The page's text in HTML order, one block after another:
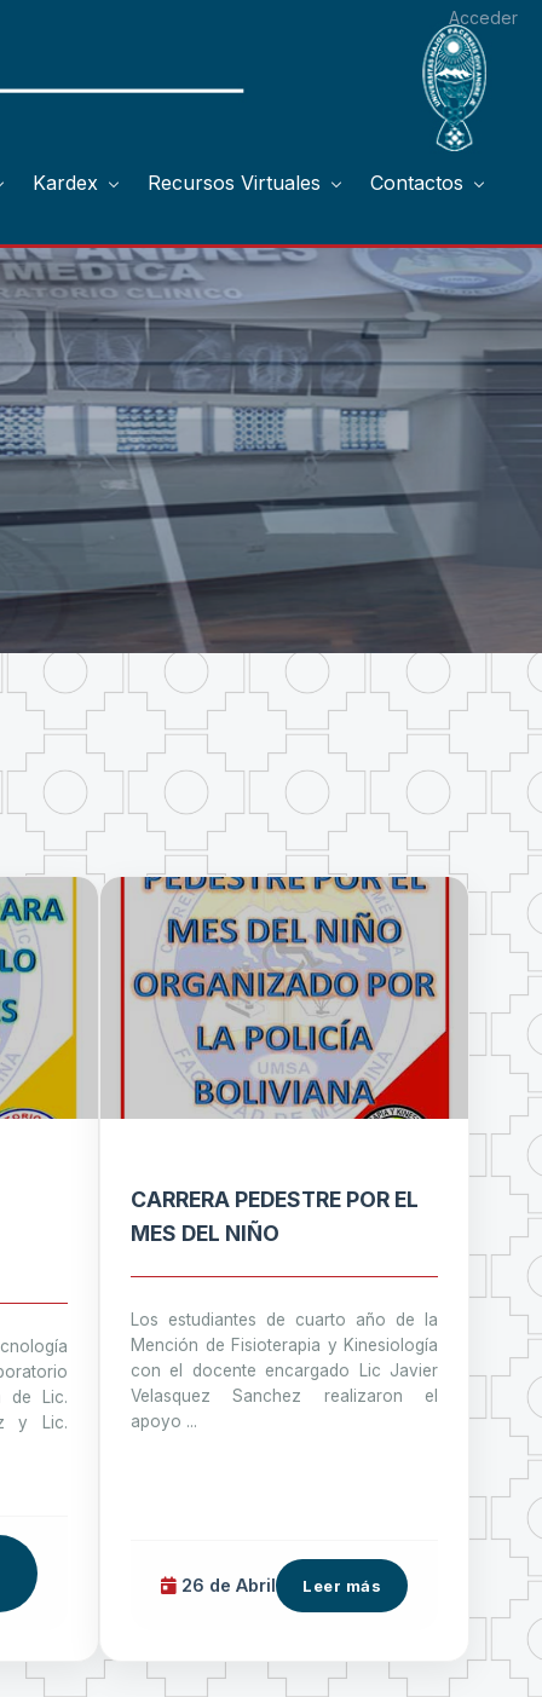
Acceder
Kardex Recursos Virtuales Contactos
de Lic.
y Lic.
CARRERA PEDESTRE POR EL
MES DEL NIÑO
Los estudiantes de cuarto año de la
Mención de Fisioterapia y Kinesiología
con el docente encargado Lic Javier
Velasquez Sanchez realizaron el
apoyo ...
26 de Abril Leer más